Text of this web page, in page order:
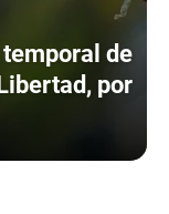
de
por